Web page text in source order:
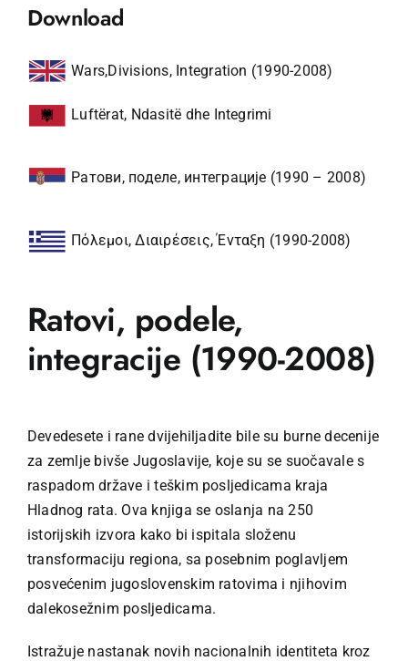
Ratovi, podele,
integracije (1990-2008)
Devedesete i rane dvijehiljadite bile su burne decenije
za zemlje bivše Jugoslavije, koje su se suočavale s
raspadom države i teškim posljedicama kraja
Hladnog rata. Ova knjiga se oslanja na 250
istorijskih izvora kako bi ispitala složenu
transformaciju regiona, sa posebnim poglavljem
posvećenim jugoslovenskim ratovima i njihovim
dalekosežnim posljedicama.
Istražuje nastanak novih nacionalnih identiteta kroz
Download
Wars,Divisions, Integration (1990-2008)
Luftërat, Ndasitë dhe Integrimi
Ратови, поделе, интеграције (1990 – 2008)
Πόλεμοι, Διαιρέσεις, Ένταξη (1990-2008)